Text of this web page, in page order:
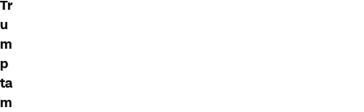
Tr
u
m
p
ta
m